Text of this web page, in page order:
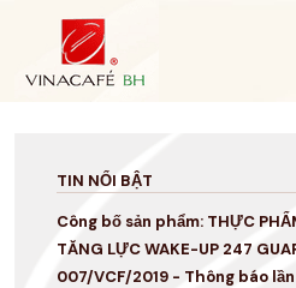
TIN NỔI BẬT
Công bố sản phẩm: THỰC
TĂNG LỰC WAKE-UP 247
007/VCF/2019 - Thông báo lần